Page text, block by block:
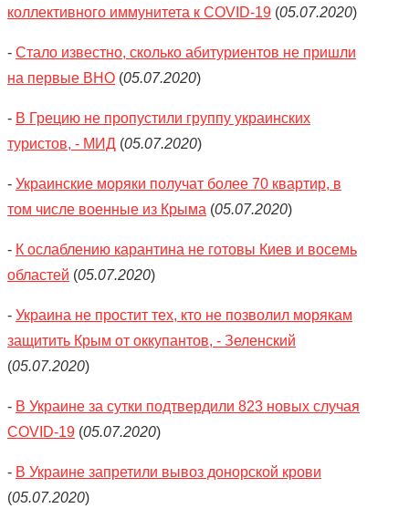
коллективного иммунитета к COVID-19 (05.07.2020)
- Стало известно, сколько абитуриентов не пришли
на первые ВНО (05.07.2020)
- В Грецию не пропустили группу украинских
туристов, - МИД (05.07.2020)
- Украинские моряки получат более 70 квартир, в
том числе военные из Крыма (05.07.2020)
- К ослаблению карантина не готовы Киев и восемь
областей (05.07.2020)
- Украина не простит тех, кто не позволил морякам
защитить Крым от оккупантов, - Зеленский
(05.07.2020)
- В Украине за сутки подтвердили 823 новых случая
COVID-19 (05.07.2020)
- В Украине запретили вывоз донорской крови
(05.07.2020)